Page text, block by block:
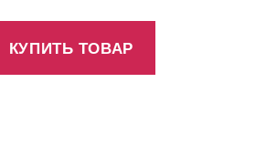
КУПИТЬ ТОВАР